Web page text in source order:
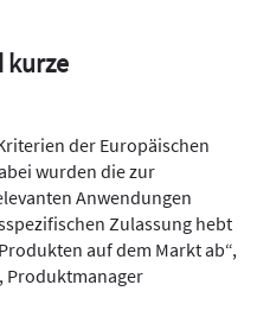
kurze
der Europäischen
wurden die zur
Anwendungen
Zulassung hebt
auf dem Markt ab“,
Produktmanager